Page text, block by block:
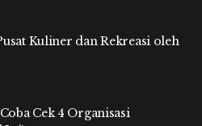
Kuliner dan Rekreasi oleh
Cek 4 Organisasi